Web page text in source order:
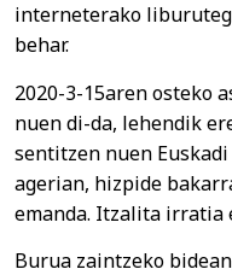
interneterako
behar.
2020-3-15aren osteko
nuen di-da, lehendik
sentitzen nuen
agerian, hizpide
emanda. Itzalita irratia
Burua zaintzeko